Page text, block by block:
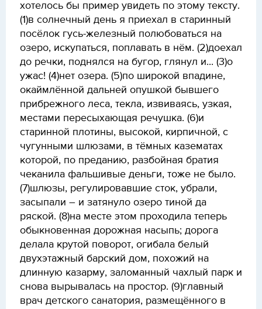
хотелось бы пример увидеть по этому тексту.
(1)в солнечный день я приехал в старинный
посёлок гусь-железный полюбоваться на
озеро, искупаться, поплавать в нём. (2)доехал
до речки, поднялся на бугор, глянул и... (3)о
ужас! (4)нет озера. (5)по широкой впадине,
окаймлённой дальней опушкой бывшего
прибрежного леса, текла, извиваясь, узкая,
местами пересыхающая речушка. (6)и
старинной плотины, высокой, кирпичной, с
чугунными шлюзами, в тёмных казематах
которой, по преданию, разбойная братия
чеканила фальшивые деньги, тоже не было.
(7)шлюзы, регулировавшие сток, убрали,
засыпали – и затянуло озеро тиной да
ряской. (8)на месте этом проходила теперь
обыкновенная дорожная насыпь; дорога
делала крутой поворот, огибала белый
двухэтажный барский дом, похожий на
длинную казарму, заломанный чахлый парк и
снова вырывалась на простор. (9)главный
врач детского санатория, размещённого в